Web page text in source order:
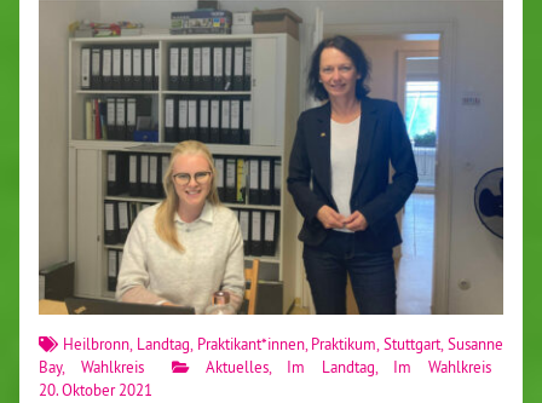
Heilbronn, Landtag Praktikant*innen, Praktikum ,Stuttgart ,Susanne
Bay, Wahlkreis Aktuelles, Im Landtag
Im Wahlkreis
20. Oktober 2021